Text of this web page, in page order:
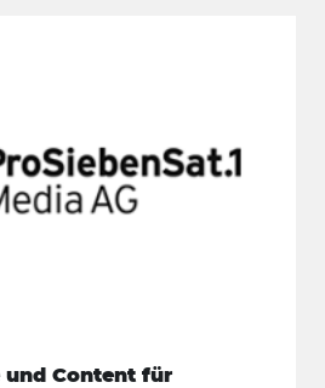
und Content für